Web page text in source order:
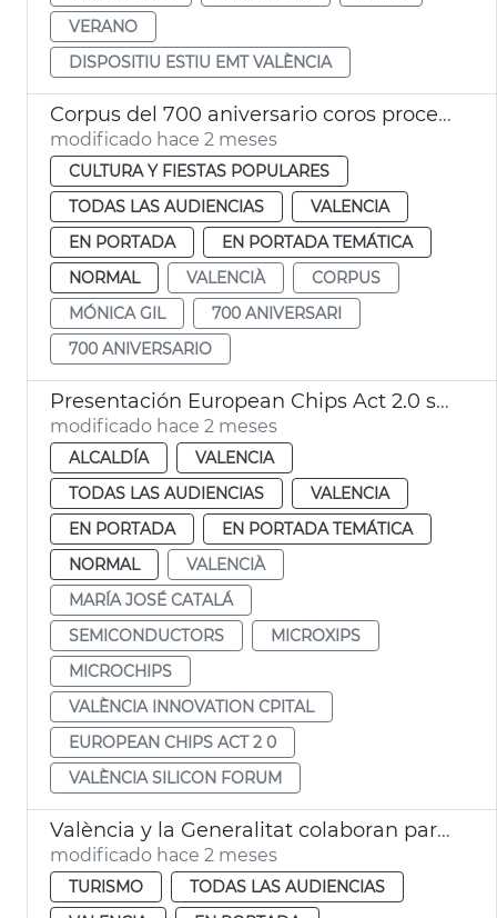
VERANO
DISPOSITIU ESTIU EMT VALÈNCIA
Corpus del 700 aniversario coros procesión siete monumentos florales
modificado hace 2 meses
CULTURA Y FIESTAS POPULARES
TODAS LAS AUDIENCIAS
VALENCIA
EN PORTADA
EN PORTADA TEMÁTICA
NORMAL
VALENCIÀ
CORPUS
MÓNICA GIL
700 ANIVERSARI
700 ANIVERSARIO
Presentación European Chips Act 2.0 semiconductos València
modificado hace 2 meses
ALCALDÍA
VALENCIA
TODAS LAS AUDIENCIAS
VALENCIA
EN PORTADA
EN PORTADA TEMÁTICA
NORMAL
VALENCIÀ
MARÍA JOSÉ CATALÁ
SEMICONDUCTORS
MICROXIPS
MICROCHIPS
VALÈNCIA INNOVATION CPITAL
EUROPEAN CHIPS ACT 2 0
VALÈNCIA SILICON FORUM
València y la Generalitat colaboran para prevenir el intrusismo en la profesión de guía oficial de turismo
modificado hace 2 meses
TURISMO
TODAS LAS AUDIENCIAS